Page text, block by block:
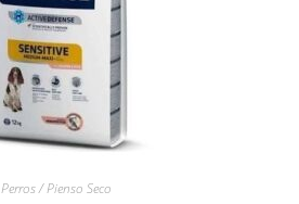
Perros / Pienso Seco